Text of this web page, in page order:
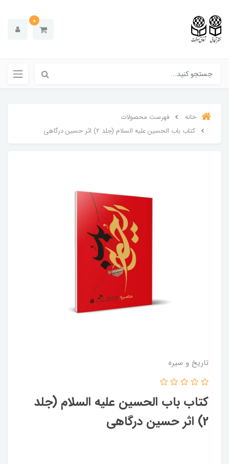
0
خانه
فهرست محصولات
کتاب باب الحسین علیه السلام (جلد 2) اثر حسین درگاهی
تاریخ و سیره
کتاب باب الحسین علیه السلام (جلد
2) اثر حسین درگاهی